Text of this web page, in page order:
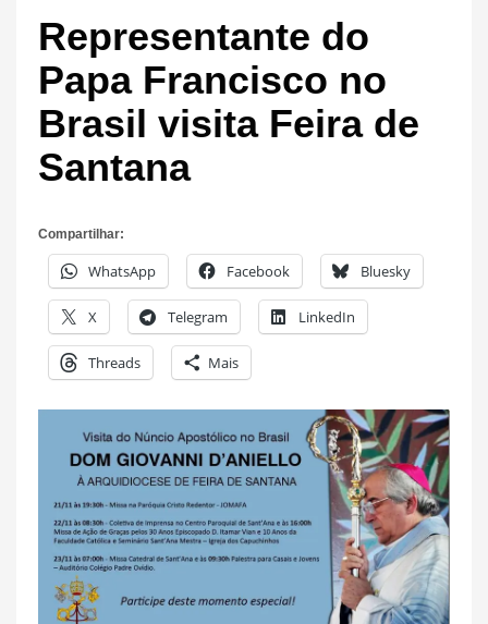
Representante do
Papa Francisco no
Brasil visita Feira de
Santana
Compartilhar:
WhatsApp Facebook Bluesky
X Telegram LinkedIn
Threads Mais